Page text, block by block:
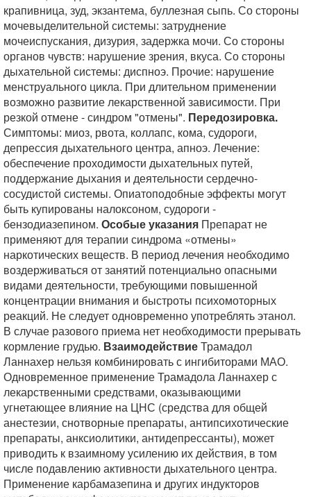
крапивница, зуд, экзантема, буллезная сыпь. Со стороны
мочевыделительной системы: затруднение
мочеиспускания, дизурия, задержка мочи. Со стороны
органов чувств: нарушение зрения, вкуса. Со стороны
дыхательной системы: диспноэ. Прочие: нарушение
менструального цикла. При длительном применении
возможно развитие лекарственной зависимости. При
резкой отмене - синдром "отмены". Передозировка.
Симптомы: миоз, рвота, коллапс, кома, судороги,
депрессия дыхательного центра, апноэ. Лечение:
обеспечение проходимости дыхательных путей,
поддержание дыхания и деятельности сердечно-
сосудистой системы. Опиатоподобные эффекты могут
быть купированы налоксоном, судороги -
бензодиазепином. Особые указания Препарат не
применяют для терапии синдрома «отмены»
наркотических веществ. В период лечения необходимо
воздерживаться от занятий потенциально опасными
видами деятельности, требующими повышенной
концентрации внимания и быстроты психомоторных
реакций. Не следует одновременно употреблять этанол.
В случае разового приема нет необходимости прерывать
кормление грудью. ВзаимодействиеТрамадол
Ланнахер нельзя комбинировать с ингибиторами МАО.
Одновременное применение Трамадола Ланнахер с
лекарственными средствами, оказывающими
угнетающее влияние на ЦНС (средства для общей
анестезии, снотворные препараты, антипсихотические
препараты, анксиолитики, антидепрессанты), может
приводить к взаимному усилению их действия, в том
числе подавлению активности дыхательного центра.
Применение карбамазепина и других индукторов